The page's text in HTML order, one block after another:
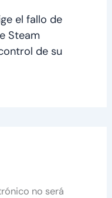
el fallo de
Steam
de su
no será